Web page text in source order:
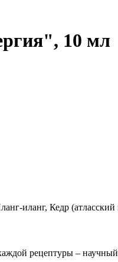
10 мл
иланг, Кедр
рецептуры – научный